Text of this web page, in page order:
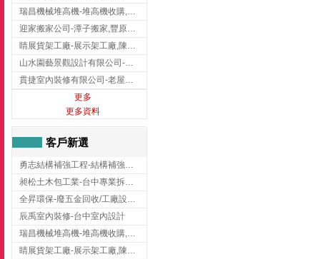
瑞昌機械堆高機-堆高機收購,新北市堆高機,桃園堆高機
迎家搬家公司-潭子搬家,豐原搬家,大雅搬家,大甲搬家,台中推薦搬家,台中搬家
睛展貨架工廠-展示架工廠,陳列架,台中展示架工廠
山水園藝景觀設計有限公司-景觀工程,景觀設計,新竹園藝工程,新竹景觀設計
貫捷室內裝修有限公司-老屋翻新工程,台中老屋翻新工程,台中舊屋翻新
更多
更多資料
客戶新選
勇志結構補強工程-結構補強工程 ,桃園結構補強工程,龍潭結構補強工程
昶松土木包工業-台中專業拆除工程/挖土機出租
全昇環保-廢五金回收/工廠設備收購/機械設備回收/高價收購廠房設備
辰禹室內裝修-台中室內設計
瑞昌機械堆高機-堆高機收購,新北市堆高機,桃園堆高機
睛展貨架工廠-展示架工廠,陳列架,台中展示架工廠